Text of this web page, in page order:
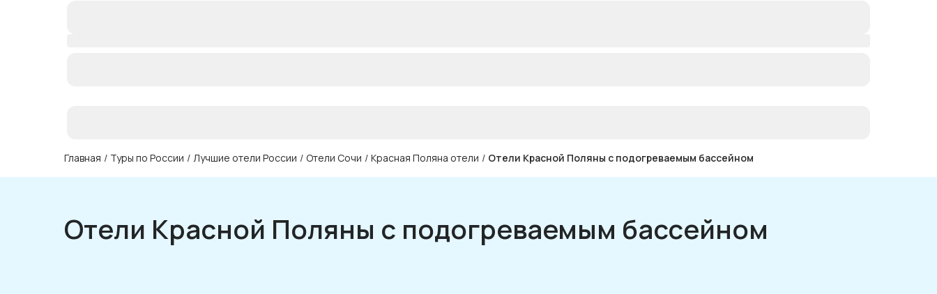
Главная / Туры по России / Лучшие отели России / Отели Сочи / Красная Поляна отели / Отели Красной Поляны с подогреваемым бассейном
Отели Красной Поляны с подогреваемым бассейном